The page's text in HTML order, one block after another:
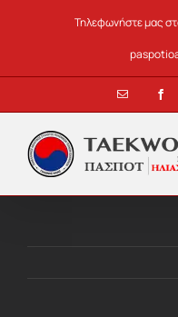
Τηλεφωνήστε μας
Email